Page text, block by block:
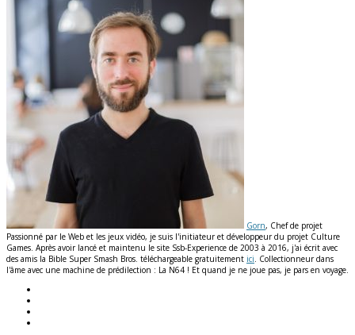
Gorn, Chef de projet
Passionné par le Web et les jeux vidéo, je suis l'initiateur et développeur du projet Culture
Games. Après avoir lancé et maintenu le site Ssb-Experience de 2003 à 2016, j'ai écrit avec
des amis la Bible Super Smash Bros. téléchargeable gratuitement ici. Collectionneur dans
l'âme avec une machine de prédilection : La N64 ! Et quand je ne joue pas, je pars en voyage.